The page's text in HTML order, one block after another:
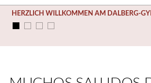
HERZLICH WILLKOMMEN AM DALBERG-